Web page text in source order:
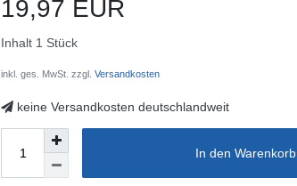
19,97 EUR
Inhalt 1 Stück
inkl. ges. MwSt. zzgl. Versandkosten
keine Versandkosten deutschlandweit
In den Warenkorb